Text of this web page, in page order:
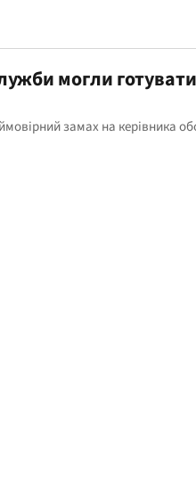
могли
ймовірний замах на керівника